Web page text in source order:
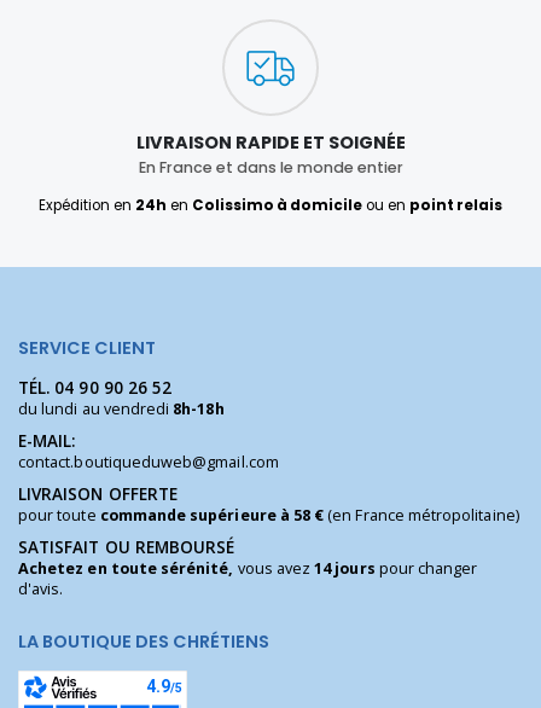
LIVRAISON RAPIDE ET SOIGNÉE
En France et dans le monde entier
Expédition en 24h en Colissimo à domicileou en point relais
SERVICE CLIENT
TÉL. 04 90 90 26 52
du lundi au vendredi 8h-18h
E-MAIL:
contact.boutiqueduweb@gmail.com
LIVRAISON OFFERTE
pour toute commande supérieure à 58 €(en France métropolitaine)
SATISFAIT OU REMBOURSÉ
Achetez en toute sérénité, vous avez14 jours pour changer
d'avis.
LA BOUTIQUE DES CHRÉTIENS